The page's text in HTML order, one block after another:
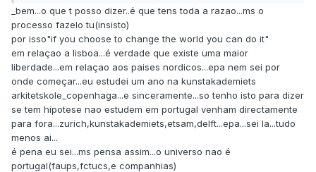
_bem...o que t posso dizer..é que tens toda a razao...ms o
processo fazelo tu(insisto)
por isso"if you choose to change the world you can do it"
em relaçao a lisboa...é verdade que existe uma maior
liberdade...em relaçao aos paises nordicos...epa nem sei por
onde começar...eu estudei um ano na kunstakademiets
arkitetskole_copenhaga...e sinceramente...so tenho isto para dizer
se tem hipotese nao estudem em portugal venham directamente
para fora...zurich,kunstakademiets,etsam,delft...epa...sei la...tudo
menos ai...
é pena eu sei...ms pensa assim...o universo nao é
portugal(faups,fctucs,e companhias)